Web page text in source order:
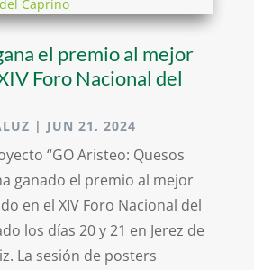
el premio al mejor
Foro Nacional del
| JUN 21, 2024
“GO Aristeo: Quesos
ganado el premio al mejor
en el XIV Foro Nacional del
los días 20 y 21 en Jerez de
La sesión de posters